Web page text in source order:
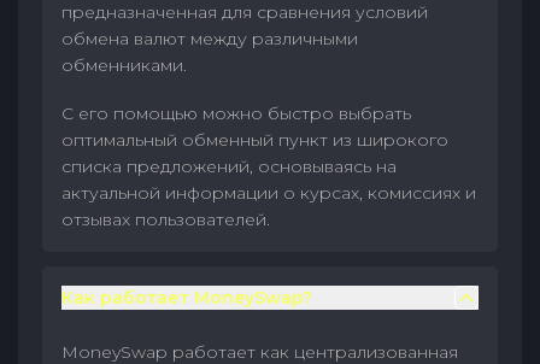
предназначенная для сравнения условий
обмена валют между различными
обменниками.
С его помощью можно быстро выбрать
оптимальный обменный пункт из широкого
списка предложений, основываясь на
актуальной информации о курсах, комиссиях и
отзывах пользователей.
Как работает MoneySwap?
MoneySwap работает как централизованная